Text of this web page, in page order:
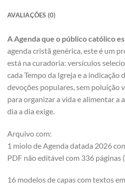
AVALIAÇÕES (0)
A Agenda que o público católico
agenda cristã genérica, este é um
está na curadoria: versículos
cada Tempo da Igreja e a indicação
devoções populares, sem poluição
para organizar a vida e alimentar a
dia a dia exige.
Arquivo com:
1 miolo de Agenda datada 2026
PDF não editável com 336 páginas
16 modelos de capas com textos